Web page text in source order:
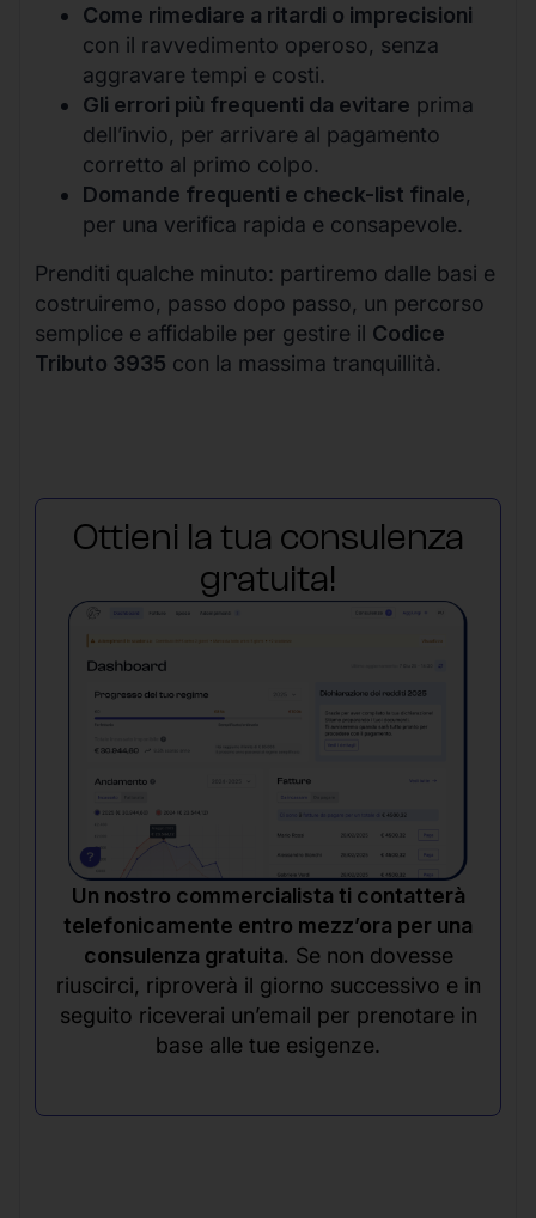
Come rimediare a ritardi o imprecisioni
con il ravvedimento operoso, senza
aggravare tempi e costi.
Gli errori più frequenti da evitare prima
dell’invio, per arrivare al pagamento
corretto al primo colpo.
Domande frequenti e check-list finale,
per una verifica rapida e consapevole.
Prenditi qualche minuto: partiremo dalle basi e
costruiremo, passo dopo passo, un percorso
semplice e affidabile per gestire il Codice
Tributo 3935 con la massima tranquillità.
Ottieni la tua consulenza
gratuita!
Un nostro commercialista ti contatterà
telefonicamente entro mezz’ora per una
consulenza gratuita. Se non dovesse
riuscirci, riproverà il giorno successivo e in
seguito riceverai un’email per prenotare in
base alle tue esigenze.